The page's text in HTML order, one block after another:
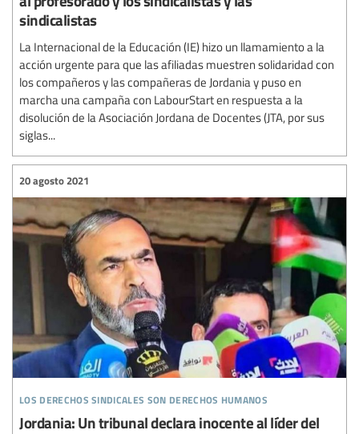
sindicalistas
La Internacional de la Educación (IE) hizo un llamamiento a la
acción urgente para que las afiliadas muestren solidaridad con
los compañeros y las compañeras de Jordania y puso en
marcha una campaña con LabourStart en respuesta a la
disolución de la Asociación Jordana de Docentes (JTA, por sus
siglas...
los derechos sindicales son derechos humanos
20 agosto 2021
Jordania: Un tribunal declara inocente al líder del